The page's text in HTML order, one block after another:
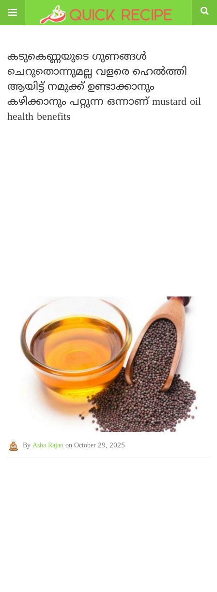
കടുകെണ്ണയുടെ ഗുണങ്ങൾ
ചെറുതൊന്നുമല്ല വളരെ ഹെൽത്തി
ആയിട്ട് നമുക്ക് ഉണ്ടാക്കാനും
കഴിക്കാനും പറ്റുന്ന ഒന്നാണ് mustard oil
health benefits
By Asha Rajan on October 29, 2025